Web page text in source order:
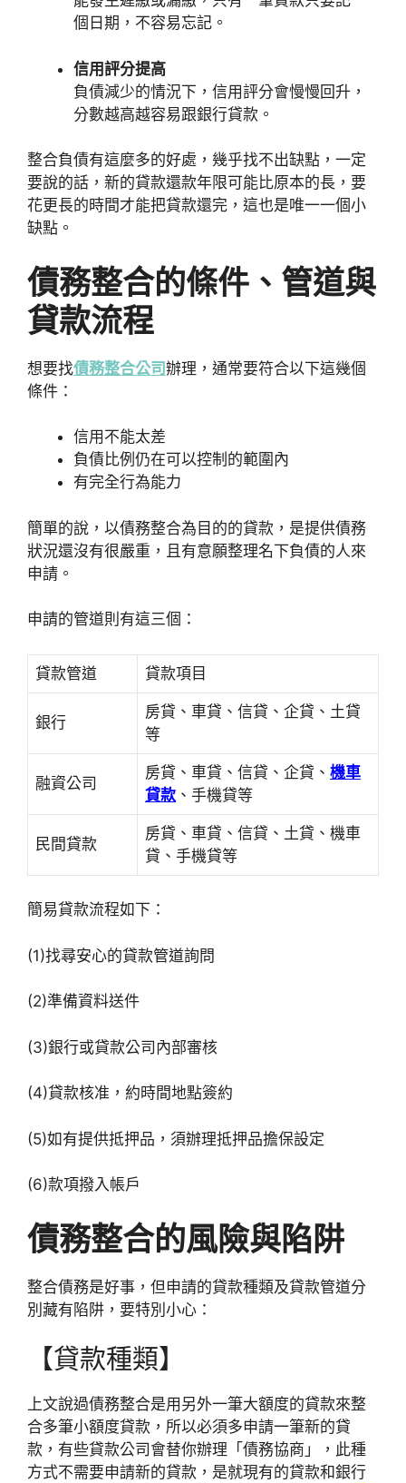
個日期，不容易忘記。
信用評分提高
負債減少的情況下，信用評分會慢慢回升，
分數越高越容易跟銀行貸款。
整合負債有這麼多的好處，幾乎找不出缺點，一定
要說的話，新的貸款還款年限可能比原本的長，要
花更長的時間才能把貸款還完，這也是唯一一個小
缺點。
債務整合的條件、管道與
貸款流程
想要找債務整合公司辦理，通常要符合以下這幾個
條件：
信用不能太差
負債比例仍在可以控制的範圍內
有完全行為能力
簡單的說，以債務整合為目的的貸款，是提供債務
狀況還沒有很嚴重，且有意願整理名下負債的人來
申請。
申請的管道則有這三個：
貸款管道 貸款項目
銀行
房貸、車貸、信貸、企貸、土貸
等
融資公司
房貸、車貸、信貸、企貸、 機車
貸款 、手機貸等
民間貸款
房貸、車貸、信貸、土貸、機車
貸、手機貸等
簡易貸款流程如下：
(1)找尋安心的貸款管道詢問
(2)準備資料送件
(3)銀行或貸款公司內部審核
(4)貸款核准，約時間地點簽約
(5)如有提供抵押品，須辦理抵押品擔保設定
(6)款項撥入帳戶
債務整合的風險與陷阱
整合債務是好事，但申請的貸款種類及貸款管道分
別藏有陷阱，要特別小心：
【貸款種類】
上文說過債務整合是用另外一筆大額度的貸款來整
合多筆小額度貸款，所以必須多申請一筆新的貸
款，有些貸款公司會替你辦理「債務協商」，此種
方式不需要申請新的貸款，是就現有的貸款和銀行